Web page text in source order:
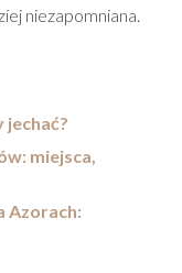
niezapomniana.
miejsca,
Azorach: